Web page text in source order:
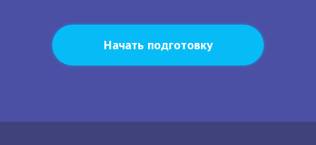
Начать подготовку